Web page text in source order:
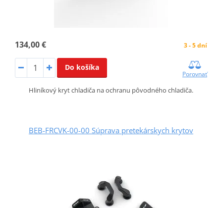
134,00 € 3 - 5 dní
Do košíka
Porovnať
Hliníkový kryt chladiča na ochranu pôvodného chladiča.
BEB-FRCVK-00-00 Súprava pretekárskych krytov